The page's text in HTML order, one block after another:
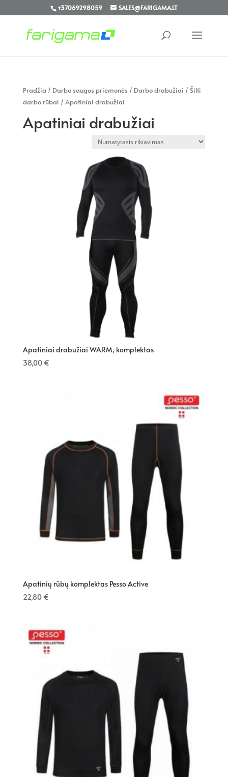
+37069298059 SALES@FARIGAMA.LT
Pradžia / Darbo saugos priemonės/ Darbo drabužiai / Šilti
darbo rūbai / Apatiniai drabužiai
Apatiniai drabužiai
Apatiniai drabužiai WARM, komplektas
38,00 €
Apatinių rūbų komplektas Pesso Active
22,80 €